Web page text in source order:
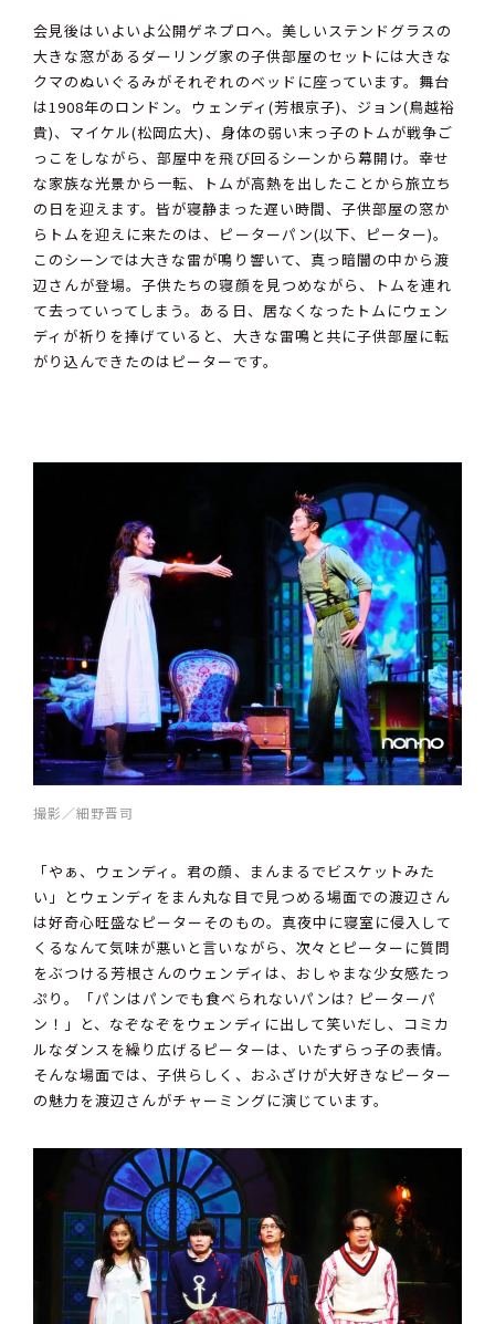
会見後はいよいよ公開ゲネプロへ。美しいステンドグラスの
大きな窓があるダーリング家の子供部屋のセットには大きな
クマのぬいぐるみがそれぞれのベッドに座っています。舞台
は1908年のロンドン。ウェンディ(芳根京子)、ジョン(鳥越裕
貴)、マイケル(松岡広大)、身体の弱い末っ子のトムが戦争ご
っこをしながら、部屋中を飛び回るシーンから幕開け。幸せ
な家族な光景から一転、トムが高熱を出したことから旅立ち
の日を迎えます。皆が寝静まった遅い時間、子供部屋の窓か
らトムを迎えに来たのは、ピーターパン(以下、ピーター)。
このシーンでは大きな雷が鳴り響いて、真っ暗闇の中から渡
辺さんが登場。子供たちの寝顔を見つめながら、トムを連れ
て去っていってしまう。ある日、居なくなったトムにウェン
ディが祈りを捧げていると、大きな雷鳴と共に子供部屋に転
がり込んできたのはピーターです。
撮影／細野晋司
「やぁ、ウェンディ。君の顔、まんまるでビスケットみた
い」とウェンディをまん丸な目で見つめる場面での渡辺さん
は好奇心旺盛なピーターそのもの。真夜中に寝室に侵入して
くるなんて気味が悪いと言いながら、次々とピーターに質問
をぶつける芳根さんのウェンディは、おしゃまな少女感たっ
ぷり。「パンはパンでも食べられないパンは? ピーターパ
ン！」と、なぞなぞをウェンディに出して笑いだし、コミカ
ルなダンスを繰り広げるピーターは、いたずらっ子の表情。
そんな場面では、子供らしく、おふざけが大好きなピーター
の魅力を渡辺さんがチャーミングに演じています。